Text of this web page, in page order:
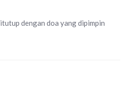
dengan doa yang dipimpin